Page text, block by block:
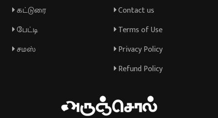
கட்டுரை
பேட்டி
சமஸ்
Contact us
Terms of Use
Privacy Policy
Refund Policy